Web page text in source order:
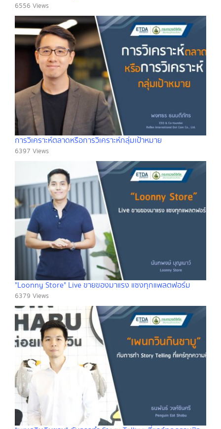
6556 Views
การวิเคราะห์ตลาดหรือการวิเคราะห์กลุ่มเป้าหมาย
6397 Views
"Loonny Store" Live ขายของมาแรง แซงทุกแพลตฟอร์ม
6379 Views